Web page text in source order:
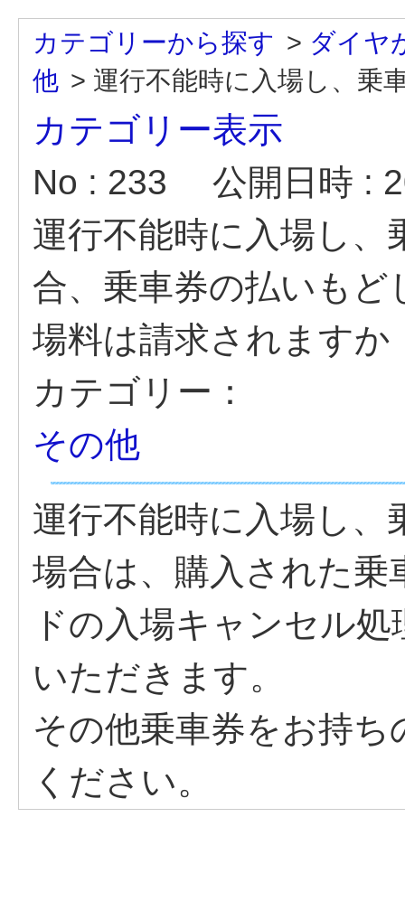
カテゴリーから探す > ダイヤ
他 > 運行不能時に入場し、乗
カテゴリー表示
No : 233
公開日時 :
運行不能時に入場し、
合、乗車券の払いも
場料は請求されますか
カテゴリー：
その他
運行不能時に入場し、
場合は、購入された
ドの入場キャンセル
いただきます。
その他乗車券をお持
ください。